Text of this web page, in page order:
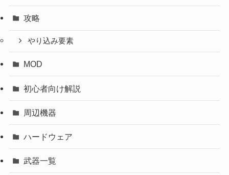
攻略
やり込み要素
MOD
初心者向け解説
周辺機器
ハードウェア
武器一覧